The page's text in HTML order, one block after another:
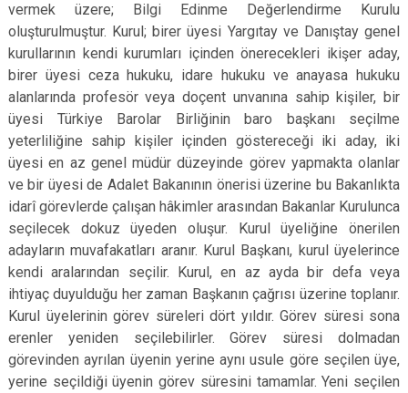
vermek üzere; Bilgi Edinme Değerlendirme Kurulu
oluşturulmuştur. Kurul; birer üyesi Yargıtay ve Danıştay genel
kurullarının kendi kurumları içinden önerecekleri ikişer aday,
birer üyesi ceza hukuku, idare hukuku ve anayasa hukuku
alanlarında profesör veya doçent unvanına sahip kişiler, bir
üyesi Türkiye Barolar Birliğinin baro başkanı seçilme
yeterliliğine sahip kişiler içinden göstereceği iki aday, iki
üyesi en az genel müdür düzeyinde görev yapmakta olanlar
ve bir üyesi de Adalet Bakanının önerisi üzerine bu Bakanlıkta
idarî görevlerde çalışan hâkimler arasından Bakanlar Kurulunca
seçilecek dokuz üyeden oluşur. Kurul üyeliğine önerilen
adayların muvafakatları aranır. Kurul Başkanı, kurul üyelerince
kendi aralarından seçilir. Kurul, en az ayda bir defa veya
ihtiyaç duyulduğu her zaman Başkanın çağrısı üzerine toplanır.
Kurul üyelerinin görev süreleri dört yıldır. Görev süresi sona
erenler yeniden seçilebilirler. Görev süresi dolmadan
görevinden ayrılan üyenin yerine aynı usule göre seçilen üye,
yerine seçildiği üyenin görev süresini tamamlar. Yeni seçilen